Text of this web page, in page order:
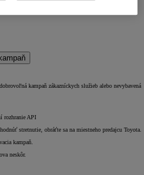
kampaň zákazníckych služieb alebo nevybavená
rozhranie API
stretnutie, obráťte sa na miestneho predajcu Toyota.
kampaň.
neskôr.